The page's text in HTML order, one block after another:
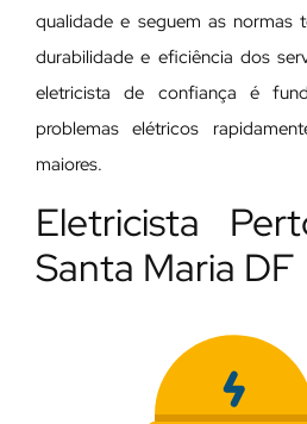
qualidade e seguem as normas
durabilidade e eficiência dos
eletricista de confiança é
problemas elétricos
maiores.
Eletricista
Santa Maria DF